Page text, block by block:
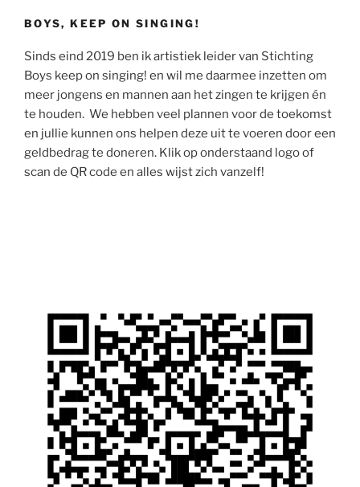
BOYS, KEEP ON SINGING!
Sinds eind 2019 ben ik artistiek leider van Stichting
Boys keep on singing! en wil me daarmee inzetten om
meer jongens en mannen aan het zingen te krijgen én
te houden. We hebben veel plannen voor de toekomst
en jullie kunnen ons helpen deze uit te voeren door een
geldbedrag te doneren. Klik op onderstaand logo of
scan de QR code en alles wijst zich vanzelf!